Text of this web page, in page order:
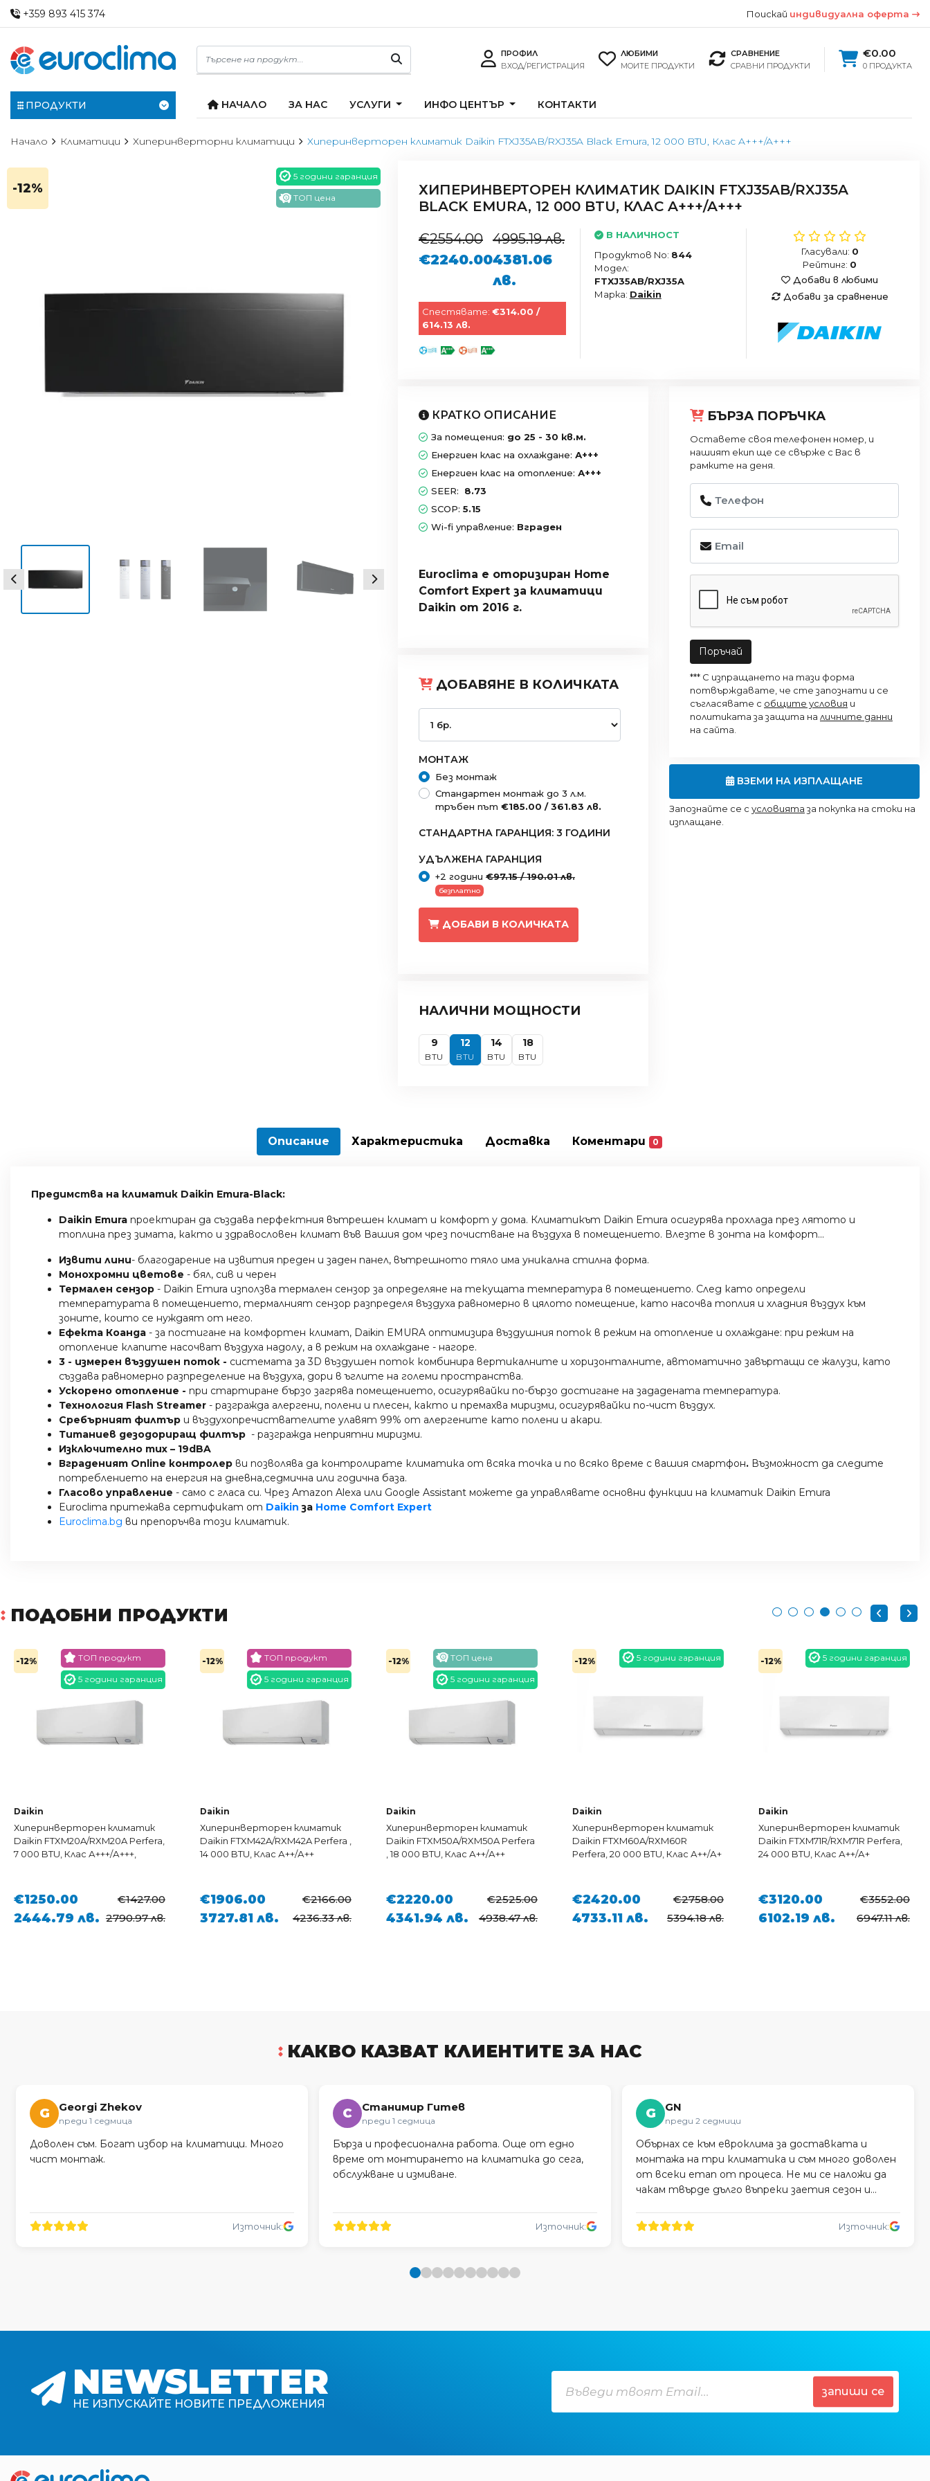
+359 893 415 374 Поискай индивидуална оферта
ПРОФИЛ
ВХОД/РЕГИСТРАЦИЯ
ЛЮБИМИ
МОИТЕ ПРОДУКТИ
СРАВНЕНИЕ
СРАВНИ ПРОДУКТИ
€0.00
0 ПРОДУКТА
ПРОДУКТИ НАЧАЛО ЗА НАС УСЛУГИ ИНФО ЦЕНТЪР КОНТАКТИ
Начало Климатици Хиперинверторни климатици Хиперинверторен климатик Daikin FTXJ35AB/RXJ35A Black Emura, 12 000 BTU, Клас A+++/A+++
-12%
5 години гаранция
ТОП цена
ХИПЕРИНВЕРТОРЕН КЛИМАТИК DAIKIN FTXJ35AB/RXJ35A
BLACK EMURA, 12 000 BTU, КЛАС A+++/A+++
€2554.00
€2240.00
4995.19 лв.
4381.06
лв.
Спестявате: €314.00 /
614.13 лв.
В НАЛИЧНОСТ
Продуктов No: 844
Модел:
FTXJ35AB/RXJ35A
Марка: Daikin
Гласували: 0
Рейтинг: 0
Добави в любими
Добави за сравнение
КРАТКО ОПИСАНИЕ
За помещения: до 25 - 30 кв.м.
Енергиен клас на охлаждане: А+++
Енергиен клас на отопление: А+++
SEER: 8.73
SCOP: 5.15
Wi-fi управление: Вграден
Euroclima е оторизиран Home
Comfort Expert за климатици
Daikin от 2016 г.
ДОБАВЯНЕ В КОЛИЧКАТА
МОНТАЖ
Без монтаж
Стандартен монтаж до 3 л.м.
тръбен път €185.00 / 361.83 лв.
СТАНДАРТНА ГАРАНЦИЯ: 3 ГОДИНИ
УДЪЛЖЕНА ГАРАНЦИЯ
+2 години €97.15 / 190.01 лв.
безплатно
ДОБАВИ В КОЛИЧКАТА
НАЛИЧНИ МОЩНОСТИ
9
BTU
12
BTU
14
BTU
18
BTU
БЪРЗА ПОРЪЧКА
Оставете своя телефонен номер, и
нашият екип ще се свърже с Вас в
рамките на деня.
Поръчай
*** С изпращането на тази форма
потвърждавате, че сте запознати и се
съгласявате с общите условия и
политиката за защита на личните данни
на сайта.
ВЗЕМИ НА ИЗПЛАЩАНЕ
Запознайте се с условията за покупка на стоки на
изплащане.
Описание Характеристика Доставка Коментари 0
Предимства на климатик Daikin Emura-Black:
Daikin Emura проектиран да създава перфектния вътрешен климат и комфорт у дома. Климатикът Daikin Emura осигурява прохлада през лятото и
топлина през зимата, както и здравословен климат във Вашия дом чрез почистване на въздуха в помещението. Влезте в зонта на комфорт...
Извити лини- благодарение на извития преден и заден панел, вътрешното тяло има уникална стилна форма.
Монохромни цветове - бял, сив и черен
Термален сензор - Daikin Emura използва термален сензор за определяне на текущата температура в помещението. След като определи
температурата в помещението, термалният сензор разпределя въздуха равномерно в цялото помещение, като насочва топлия и хладния въздух към
зоните, които се нуждаят от него.
Ефекта Коанда - за постигане на комфортен климат, Daikin EMURA оптимизира въздушния поток в режим на отопление и охлаждане: при режим на
отопление клапите насочват въздуха надолу, а в режим на охлаждане - нагоре.
3 - измерен въздушен поток - системата за 3D въздушен поток комбинира вертикалните и хоризонталните, автоматично завъртащи се жалузи, като
създава равномерно разпределение на въздуха, дори в ъглите на големи пространства.
Ускорено отопление - при стартиране бързо загрява помещението, осигурявайки по-бързо достигане на зададената температура.
Технология Flash Streamer - разгражда алергени, полени и плесен, както и премахва миризми, осигурявайки по-чист въздух.
Сребърният филтър и въздухопречиствателите улавят 99% от алергените като полени и акари.
Титаниев дезодориращ филтър - разгражда неприятни миризми.
Изключително тих – 19dBA
Вграденият Online контролер ви позволява да контролирате климатика от всяка точка и по всяко време с вашия смартфон. Възможност да следите
потреблението на енергия на дневна,седмична или годична база.
Гласово управление - само с гласа си. Чрез Amazon Alexa или Google Assistant можете да управлявате основни функции на климатик Daikin Emura
Euroclima притежава сертификат от Daikin за Home Comfort Expert
Euroclima.bg ви препоръчва този климатик.
ПОДОБНИ ПРОДУКТИ
-12% ТОП продукт
5 години гаранция
Daikin
Хиперинверторен климатик
Daikin FTXM42A/RXM42A Perfera ,
14 000 BTU, Клас А++/А++
€1906.00 €2166.00
3727.81 лв. 4236.33 лв.
-12% ТОП цена
5 години гаранция
Daikin
Хиперинверторен климатик
Daikin FTXM50A/RXM50A Perfera
, 18 000 BTU, Клас А++/А++
€2220.00 €2525.00
4341.94 лв. 4938.47 лв.
-12% 5 години гаранция
Daikin
Хиперинверторен климатик
Daikin FTXM60A/RXM60R
Perfera, 20 000 BTU, Клас А++/А+
€2420.00 €2758.00
4733.11 лв. 5394.18 лв.
-12% 5 години гаранция
Daikin
Хиперинверторен климатик
Daikin FTXM71R/RXM71R Perfera,
24 000 BTU, Клас А++/А+
€3120.00 €3552.00
6102.19 лв. 6947.11 лв.
-12% 5 години гаранция
Daikin
Хиперинверторен климатик
Daikin FTXA25AW/RXA25A White
Stylish, 9 000 BTU, Клас A+++/A+++
€1740.00 €1985.00
3403.14 лв. 3882.32 лв.
КАКВО КАЗВАТ КЛИЕНТИТЕ ЗА НАС
G Georgi Zhekov
преди 1 седмица
Доволен съм. Богат избор на климатици. Много
чист монтаж.
Източник:
С Станимир Гитев
преди 1 седмица
Бърза и професионална работа. Още от едно
време от монтирането на климатика до сега,
обслужване и измиване.
Източник:
G GN
преди 2 седмици
Обърнах се към евроклима за доставката и
монтажа на три климатика и съм много доволен
от всеки етап от процеса. Не ми се наложи да
чакам твърде дълго въпреки заетия сезон и
Източник:
NEWSLETTER
НЕ ИЗПУСКАЙТЕ НОВИТЕ ПРЕДЛОЖЕНИЯ
запиши се